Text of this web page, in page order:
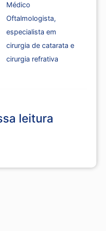
Médico
Oftalmologista,
especialista em
cirurgia de catarata e
cirurgia refrativa
leitura